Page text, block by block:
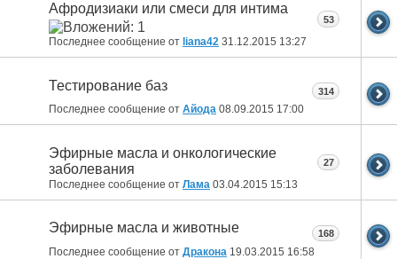
Афродизиаки или смеси для интима
Последнее сообщение от liana42 31.12.2015 13:27
53
Тестирование баз
Последнее сообщение от Айода 08.09.2015 17:00
314
Эфирные масла и онкологические
заболевания
Последнее сообщение от Лама 03.04.2015 15:13
27
Эфирные масла и животные
Последнее сообщение от Дракона 19.03.2015 16:58
168